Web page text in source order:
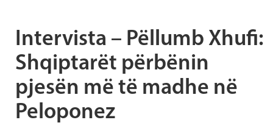
Intervista – Pëllumb Xhufi:
Shqiptarët përbënin
pjesën më të madhe në
Peloponez